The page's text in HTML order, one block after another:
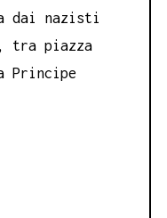
dai nazisti
tra piazza
Principe